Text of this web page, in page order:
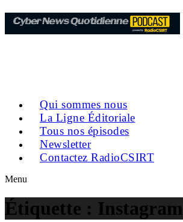
Qui sommes nous
La Ligne Éditoriale
Tous nos épisodes
Newsletter
Contactez RadioCSIRT
Menu
Étiquette : Instagram